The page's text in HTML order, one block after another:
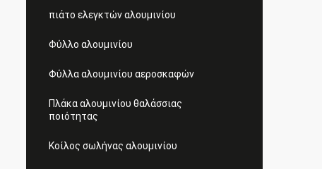
πιάτο ελεγκτών αλουμινίου
Φύλλο αλουμινίου
Φύλλα αλουμινίου αεροσκαφών
Πλάκα αλουμινίου θαλάσσιας
ποιότητας
Κοίλος σωλήνας αλουμινίου